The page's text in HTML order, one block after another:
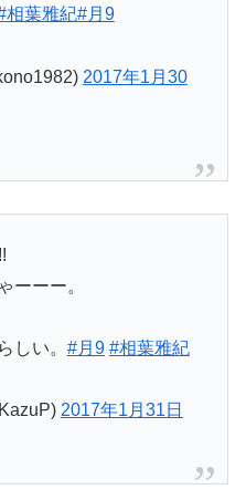
相葉雅紀#月9
2017年1月30
ーーー。
しい。 #月9 #相葉雅紀
2017年1月31日